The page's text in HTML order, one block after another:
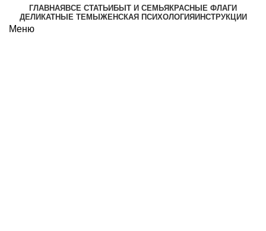
ГЛАВНАЯ ВСЕ СТАТЬИ БЫТ И СЕМЬЯ КРАСНЫЕ ФЛАГИ
ДЕЛИКАТНЫЕ ТЕМЫ ЖЕНСКАЯ ПСИХОЛОГИЯ ИНСТРУКЦИИ
Меню